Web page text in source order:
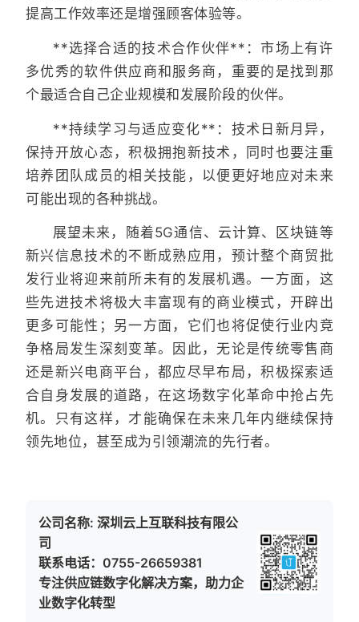
提高工作效率还是增强顾客体验等。
**选择合适的技术合作伙伴**：市场上有许
多优秀的软件供应商和服务商，重要的是找到那
个最适合自己企业规模和发展阶段的伙伴。
**持续学习与适应变化**：技术日新月异，
保持开放心态，积极拥抱新技术，同时也要注重
培养团队成员的相关技能，以便更好地应对未来
可能出现的各种挑战。
展望未来，随着5G通信、云计算、区块链等
新兴信息技术的不断成熟应用，预计整个商贸批
发行业将迎来前所未有的发展机遇。一方面，这
些先进技术将极大丰富现有的商业模式，开辟出
更多可能性；另一方面，它们也将促使行业内竞
争格局发生深刻变革。因此，无论是传统零售商
还是新兴电商平台，都应尽早布局，积极探索适
合自身发展的道路，在这场数字化革命中抢占先
机。只有这样，才能确保在未来几年内继续保持
领先地位，甚至成为引领潮流的先行者。
公司名称: 深圳云上互联科技有限公
司
联系电话：0755-26659381
专注供应链数字化解决方案，助力企
业数字化转型